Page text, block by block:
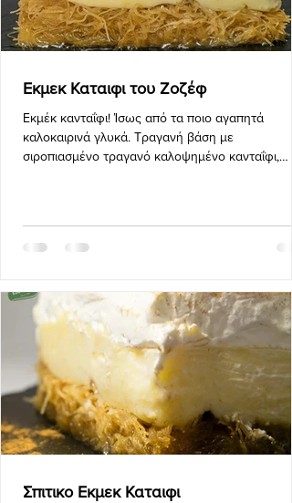
Εκμεκ Καταιφι του Ζοζέφ
Εκμέκ κανταΐφι! Ίσως από τα ποιο αγαπητά
καλοκαιρινά γλυκά. Τραγανή βάση με
σιροπιασμένο τραγανό καλοψημένο κανταΐφι,
Σπιτικο Εκμεκ Καταιφι